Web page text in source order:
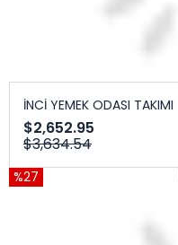
İNCİ YEMEK ODASI TAKIMI
$2,652.95
$3,634.54
%27